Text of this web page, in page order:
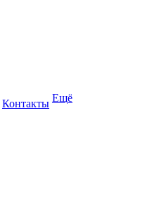
Контакты Ещё